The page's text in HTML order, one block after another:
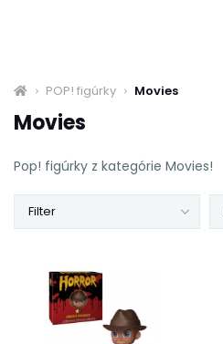
POP! figúrky Movies
Movies
Pop! figúrky z kategórie Movies!
Filter